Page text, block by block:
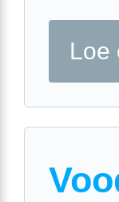
Loe